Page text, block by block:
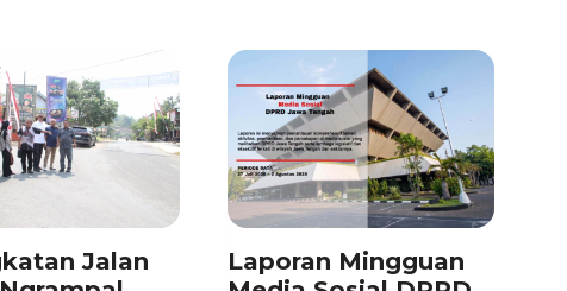
Jalan
Laporan Mingguan